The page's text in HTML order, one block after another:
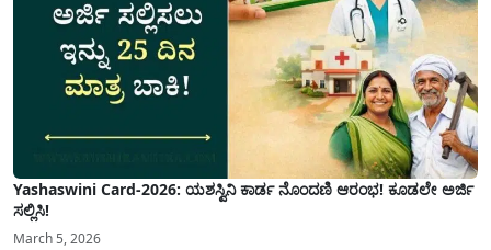
Yashaswini Card-2026: ಯಶಸ್ವಿನಿ ಕಾರ್ಡ ನೊಂದಣಿ ಆರಂಭ! ಕೂಡಲೇ ಅರ್ಜಿ
ಸಲ್ಲಿಸಿ!
March 5, 2026